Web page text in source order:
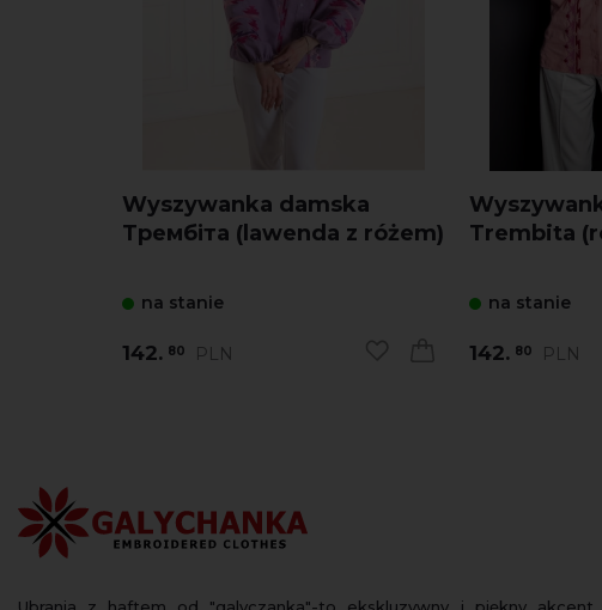
Wyszywanka damska
Трембіта (lawenda z różem)
na stanie
142. 80 PLN
Trembita
na stanie
142. 80 PLN
Ubrania z haftem od "galyczanka"-to ekskluzywny i piękny akcent